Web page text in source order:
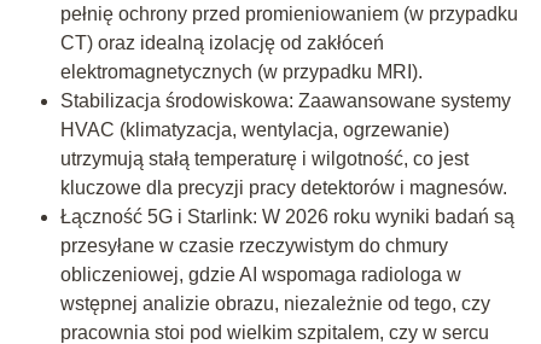
pełnię ochrony przed promieniowaniem (w przypadku
CT) oraz idealną izolację od zakłóceń
elektromagnetycznych (w przypadku MRI).
Stabilizacja środowiskowa: Zaawansowane systemy
HVAC (klimatyzacja, wentylacja, ogrzewanie)
utrzymują stałą temperaturę i wilgotność, co jest
kluczowe dla precyzji pracy detektorów i magnesów.
Łączność 5G i Starlink: W 2026 roku wyniki badań są
przesyłane w czasie rzeczywistym do chmury
obliczeniowej, gdzie AI wspomaga radiologa w
wstępnej analizie obrazu, niezależnie od tego, czy
pracownia stoi pod wielkim szpitalem, czy w sercu